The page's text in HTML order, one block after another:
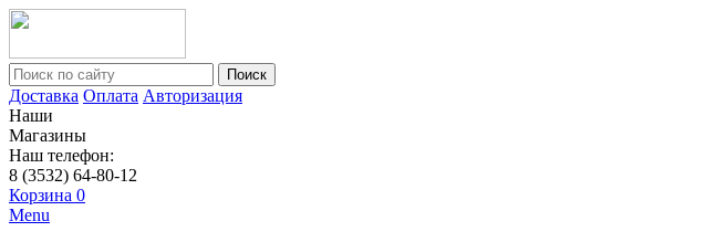
Поиск
Доставка Оплата Авторизация
Наши
Магазины
Наш телефон:
8 (3532) 64-80-12
Корзина 0
Menu